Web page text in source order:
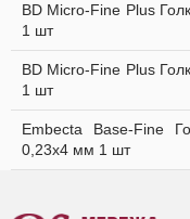
BD Micro-Fine Plus
1 шт
BD Micro-Fine Plus
1 шт
Embecta Base-Fine
0,23х4 мм 1 шт